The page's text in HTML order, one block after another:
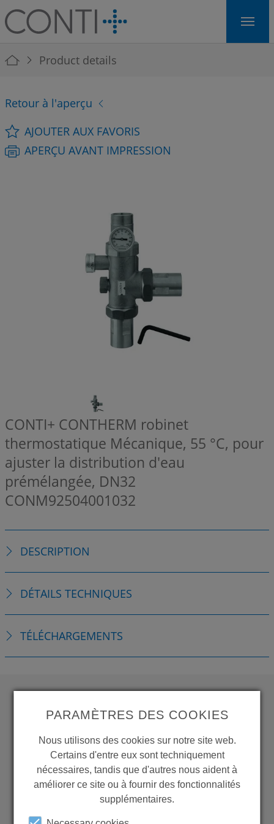
Skip to main navigation
Skip to main content
Skip to page footer
You are here:
Product details
Retour à l'aperçu
AJOUTER AUX FAVORIS
APERÇU AVANT IMPRESSION
CONTI+ CONTHERM robinet
thermostatique Mécanique, 55 °C, pour
ajuster la distribution d'eau
prémélangée, DN32
CONM92504001032
DESCRIPTION
DÉTAILS TECHNIQUES
TÉLÉCHARGEMENTS
WANT TO SEE
MORE PRODUCTS?
Back to overview
PARAMÈTRES DES COOKIES
Nous utilisons des cookies sur notre site web.
Certains d'entre eux sont techniquement
nécessaires, tandis que d'autres nous aident à
améliorer ce site ou à fournir des fonctionnalités
supplémentaires.